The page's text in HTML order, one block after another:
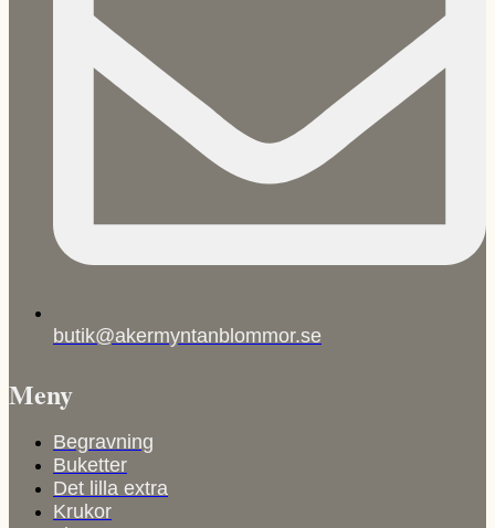
butik@akermyntanblommor.se
Meny
Begravning
Buketter
Det lilla extra
Krukor